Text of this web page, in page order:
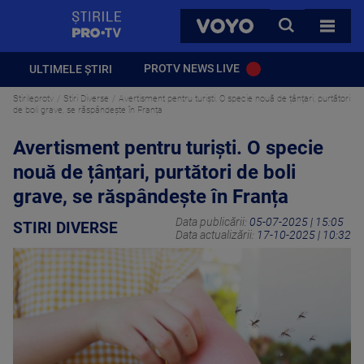
VOYO
CAUTA
TOATE
ULTIMELE ȘTIRI PROTV NEWS LIVE
Stirileprotv Stiri Diverse
Avertisment pentru turiști. O specie nouă de țânțari, purtători
de boli grave, se răspândește în Franța
Avertisment pentru turiști. O specie
nouă de țânțari, purtători de boli
grave, se răspândește în Franța
STIRI DIVERSE Data publicării: 05-07-2025 | 15:05
Data actualizării: 17-10-2025 | 10:32